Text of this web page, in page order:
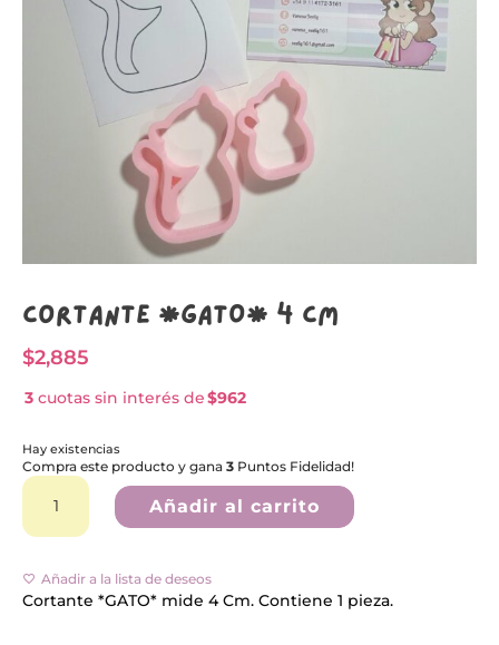
Cortante *GATO* 4 Cm
$2,885
3 cuotas sin interés de$962
Hay existencias
Compra este producto y gana3 Puntos Fidelidad!
Cortante
*GATO*
Cm
Añadir al carrito
a
t
Añadir a la lista de deseos
Cortante *GATO* mide 4 Cm. Contiene 1 pieza.